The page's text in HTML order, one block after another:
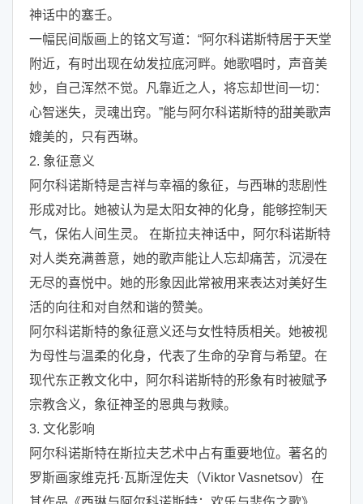
神话中的塞壬。
一幅民间版画上的铭文写道：“阿尔科诺斯特居于天堂
附近，有时出现在幼发拉底河畔。她歌唱时，声音美
妙，自己浑然不觉。凡靠近之人，将忘却世间一切：
心智迷失，灵魂出窍。”能与阿尔科诺斯特的甜美歌声
媲美的，只有西琳。
2. 象征意义
阿尔科诺斯特是吉祥与幸福的象征，与西琳的悲剧性
形成对比。她被认为是太阳女神的化身，能够控制天
气，保佑人间生灵。 在斯拉夫神话中，阿尔科诺斯特
对人类充满善意，她的歌声能让人忘却痛苦，沉浸在
无尽的喜悦中。她的形象因此常被用来表达对美好生
活的向往和对自然和谐的赞美。
阿尔科诺斯特的象征意义还与女性特质相关。她被视
为母性与温柔的化身，代表了生命的孕育与希望。在
现代东正教文化中，阿尔科诺斯特的形象有时被赋予
宗教含义，象征神圣的恩典与救赎。
3. 文化影响
阿尔科诺斯特在斯拉夫艺术中占有重要地位。著名的
罗斯画家维克托·瓦斯涅佐夫（Viktor Vasnetsov）在